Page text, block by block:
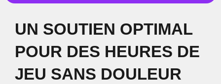
UN SOUTIEN OPTIMAL
POUR DES HEURES DE
JEU SANS DOULEUR